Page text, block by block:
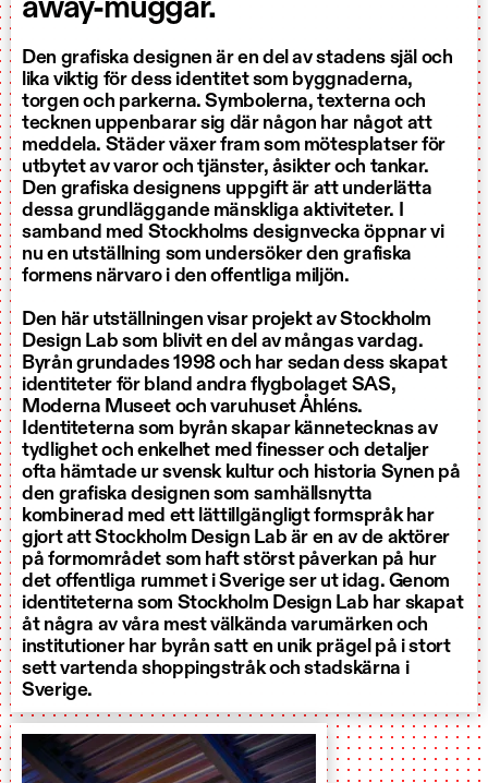
away-muggar.
Den grafiska designen är en del av stadens själ och
lika viktig för dess identitet som byggnaderna,
torgen och parkerna. Symbolerna, texterna och
tecknen uppenbarar sig där någon har något att
meddela. Städer växer fram som mötesplatser för
utbytet av varor och tjänster, åsikter och tankar.
Den grafiska designens uppgift är att underlätta
dessa grundläggande mänskliga aktiviteter. I
samband med Stockholms designvecka öppnar vi
nu en utställning som undersöker den grafiska
formens närvaro i den offentliga miljön.
Den här utställningen visar projekt av Stockholm
Design Lab som blivit en del av mångas vardag.
Byrån grundades 1998 och har sedan dess skapat
identiteter för bland andra flygbolaget SAS,
Moderna Museet och varuhuset Åhléns.
Identiteterna som byrån skapar kännetecknas av
tydlighet och enkelhet med finesser och detaljer
ofta hämtade ur svensk kultur och historia Synen på
den grafiska designen som samhällsnytta
kombinerad med ett lättillgängligt formspråk har
gjort att Stockholm Design Lab är en av de aktörer
på formområdet som haft störst påverkan på hur
det offentliga rummet i Sverige ser ut idag. Genom
identiteterna som Stockholm Design Lab har skapat
åt några av våra mest välkända varumärken och
institutioner har byrån satt en unik prägel på i stort
sett vartenda shoppingstråk och stadskärna i
Sverige.